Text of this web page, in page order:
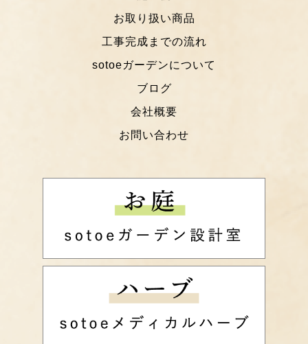
お取り扱い商品
工事完成までの流れ
sotoeガーデンについて
ブログ
会社概要
お問い合わせ